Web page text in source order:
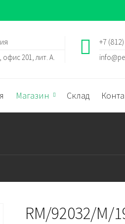
+7
офис 201, лит. А.
Магазин Склад
RM/92032/M/